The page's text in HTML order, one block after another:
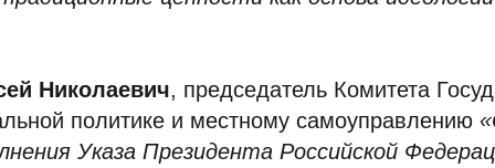
Николаевич, председатель Комитета
политике и местному самоуправлению
Указа Президента Российской